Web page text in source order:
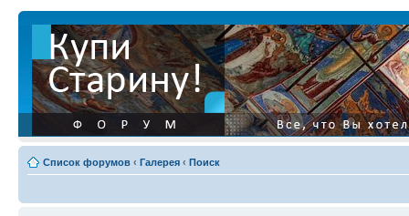
Список форумов ‹ Галерея ‹ Поиск